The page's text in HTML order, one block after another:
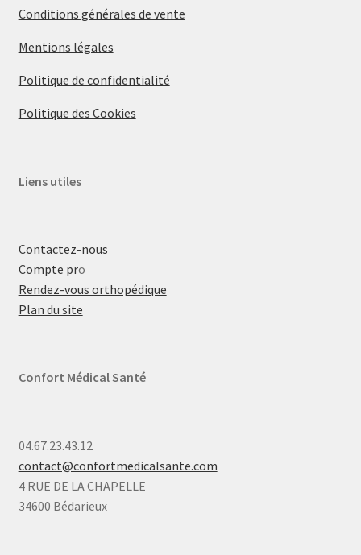
Conditions générales de vente
Mentions légales
Politique de confidentialité
Politique des Cookies
Liens utiles
Contactez-nous
Compte pro
Rendez-vous orthopédique
Plan du site
Confort Médical Santé
04.67.23.43.12
contact@confortmedicalsante.com
4 RUE DE LA CHAPELLE
34600 Bédarieux